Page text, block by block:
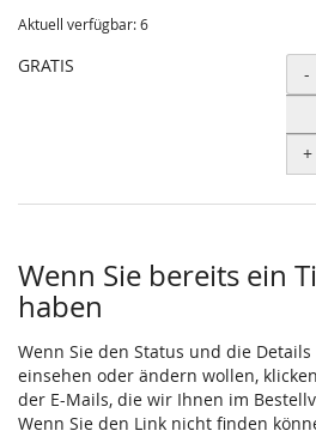
Aktuell verfügbar: 6
GRATIS -
+
Wenn Sie bereits ein
haben
Wenn Sie den Status und die
einsehen oder ändern wollen,
der E-Mails, die wir Ihnen im
Wenn Sie den Link nicht finden